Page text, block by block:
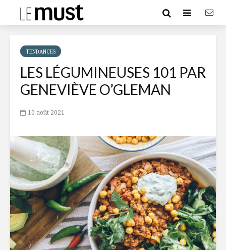
TENDANCES
LES LÉGUMINEUSES 101 PAR
GENEVIÈVE O’GLEMAN
10 août 2021